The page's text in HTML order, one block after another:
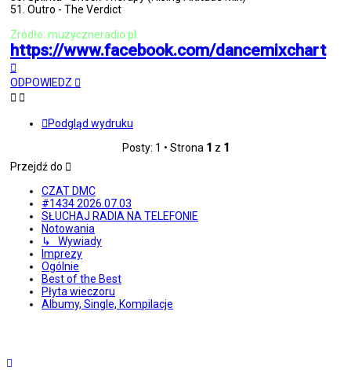
51. Outro - The Verdict
Zródło: muzyczneradio.pl
https://www.facebook.com/dancemixchart
górę
ODPOWIEDZ
Podgląd wydruku
Posty: 1 • Strona 1 z 1
Przejdź do
CZAT DMC
#1434 2026.07.03
SŁUCHAJ RADIA NA TELEFONIE
Notowania
↳ Wywiady
Imprezy
Ogólnie
Best of the Best
Płyta wieczoru
Albumy, Single, Kompilacje